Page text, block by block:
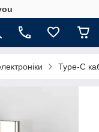
Type-C